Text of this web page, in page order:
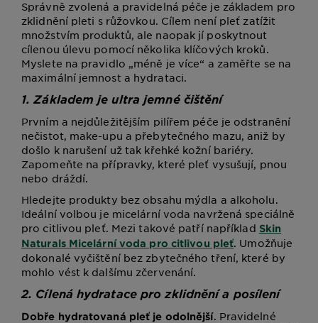
Správně zvolená a pravidelná péče je základem pro
zklidnění pleti s růžovkou. Cílem není pleť zatížit
množstvím produktů, ale naopak jí poskytnout
cílenou úlevu pomocí několika klíčových kroků.
Myslete na pravidlo „méně je více“ a zaměřte se na
maximální jemnost a hydrataci.
1. Základem je ultra jemné čištění
Prvním a nejdůležitějším pilířem péče je odstranění
nečistot, make-upu a přebytečného mazu, aniž by
došlo k narušení už tak křehké kožní bariéry.
Zapomeňte na přípravky, které pleť vysušují, pnou
nebo dráždí.
Hledejte produkty bez obsahu mýdla a alkoholu.
Ideální volbou je micelární voda navržená speciálně
pro citlivou pleť. Mezi takové patří například Skin
Naturals Micelární voda pro citlivou pleť. Umožňuje
dokonalé vyčištění bez zbytečného tření, které by
mohlo vést k dalšímu zčervenání.
2. Cílená hydratace pro zklidnění a posílení
Dobře hydratovaná pleť je odolnější. Pravidelné